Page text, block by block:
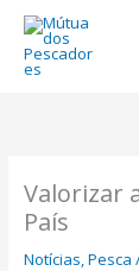
content
Valorizar
País
Notícias ,Pesca